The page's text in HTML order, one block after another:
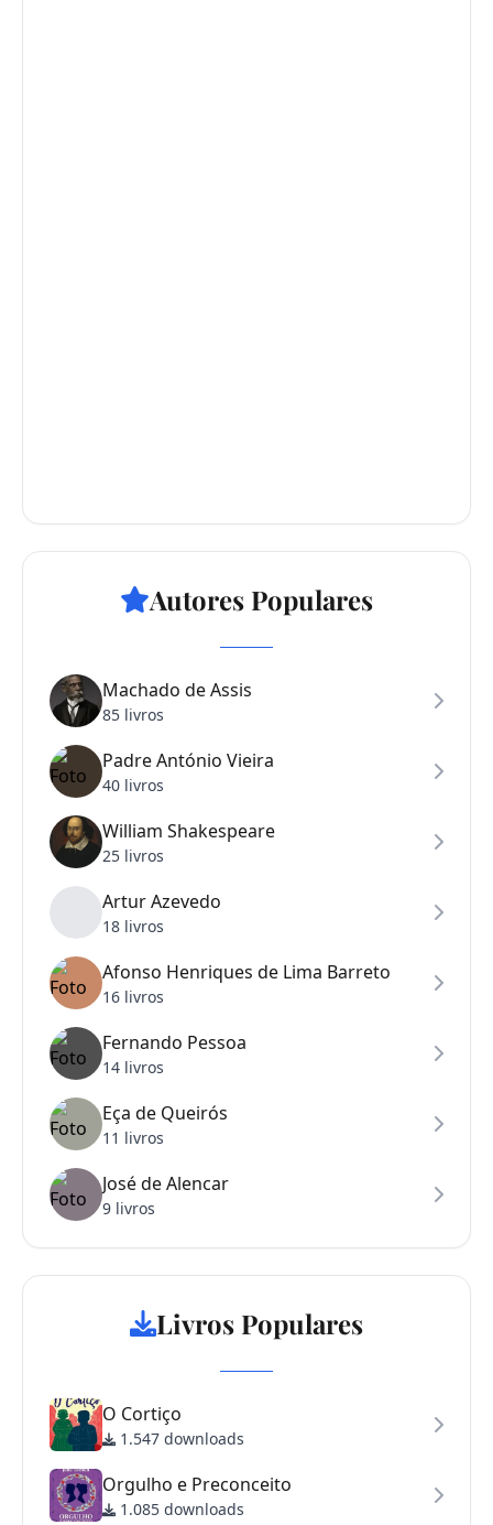
Autores Populares
Machado de Assis
85 livros
Padre António Vieira
40 livros
William Shakespeare
25 livros
Artur Azevedo
18 livros
Afonso Henriques de Lima Barreto
16 livros
Fernando Pessoa
14 livros
Eça de Queirós
11 livros
José de Alencar
9 livros
Livros Populares
O Cortiço
1.547 downloads
Orgulho e Preconceito
1.085 downloads